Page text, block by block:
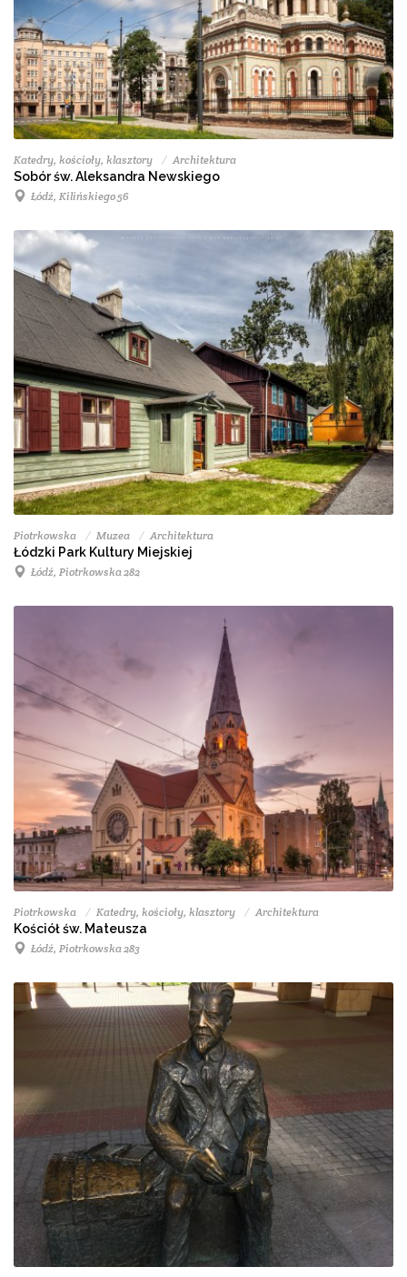
Katedry, kościoły, klasztory Architektura
Sobór św. Aleksandra Newskiego
Łódź, Kilińskiego 56
Piotrkowska Muzea Architektura
Łódzki Park Kultury Miejskiej
Łódź, Piotrkowska 282
Piotrkowska Katedry, kościoły, klasztory Architektura
Kościół św. Mateusza
Łódź, Piotrkowska 283